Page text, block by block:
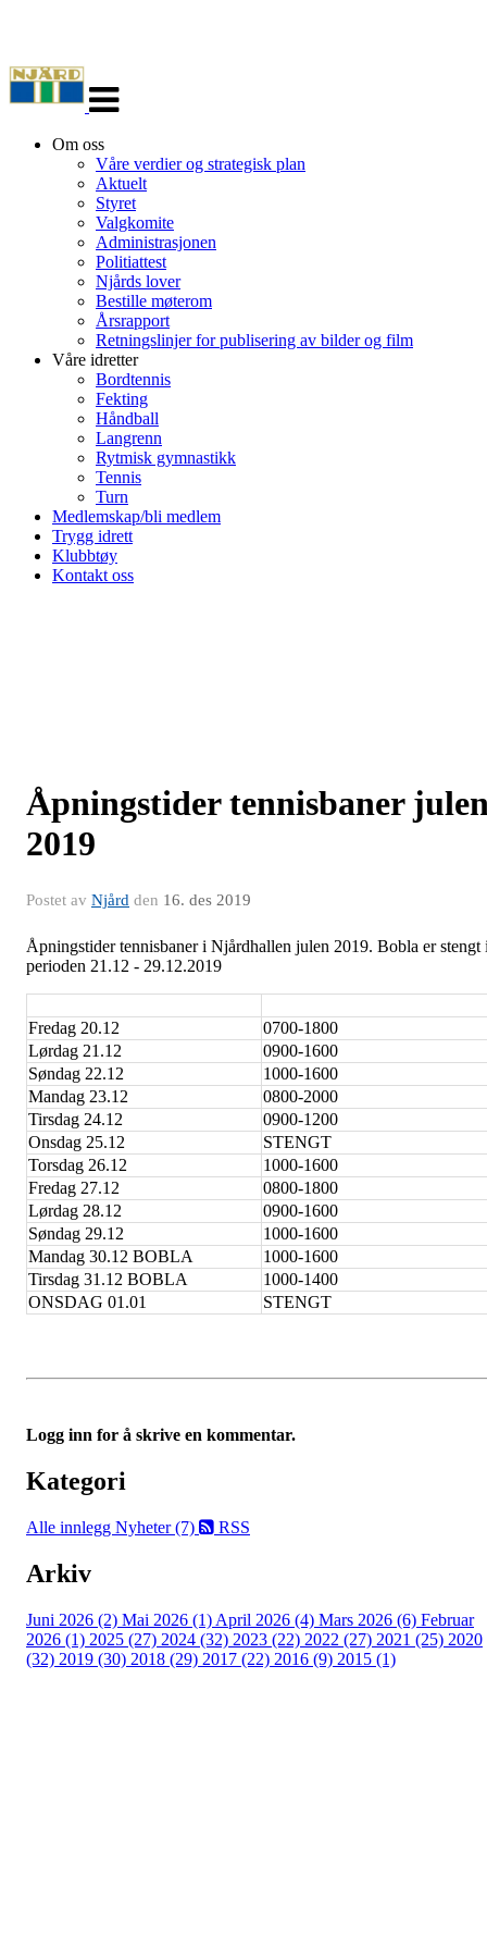
navigasjon
Om oss
Våre verdier og strategisk plan
Aktuelt
Styret
Valgkomite
Administrasjonen
Politiattest
Njårds lover
Bestille møterom
Årsrapport
Retningslinjer for publisering av bilder og film
Våre idretter
Bordtennis
Fekting
Håndball
Langrenn
Rytmisk gymnastikk
Tennis
Turn
Medlemskap/bli medlem
Trygg idrett
Klubbtøy
Kontakt oss
Åpningstider tennisbaner
2019
Postet av Njård den 16. des 2019
Åpningstider tennisbaner i Njårdhallen julen 2019. Bobla er stengt
perioden 21.12 - 29.12.2019
Fredag 20.12
0700-1800
Lørdag 21.12
0900-1600
Søndag 22.12
1000-1600
Mandag 23.12
0800-2000
Tirsdag 24.12
0900-1200
Onsdag 25.12
STENGT
Torsdag 26.12
1000-1600
Fredag 27.12
0800-1800
Lørdag 28.12
0900-1600
Søndag 29.12
1000-1600
Mandag 30.12 BOBLA
1000-1600
Tirsdag 31.12 BOBLA
1000-1400
ONSDAG 01.01
STENGT
Logg inn for å skrive en kommentar.
Kategori
Alle innlegg Nyheter (7) RSS
Arkiv
Juni 2026 (2) Mai 2026 (1) April 2026 (4) Mars 2026 (6) Februar
2026 (1) 2025 (27) 2024 (32) 2023 (22) 2022 (27) 2021 (25) 2020
(32) 2019 (30) 2018 (29) 2017 (22) 2016 (9) 2015 (1)